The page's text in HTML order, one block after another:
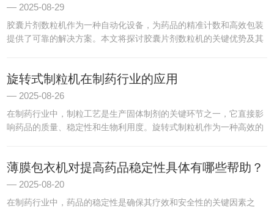
2025-08-29
胶囊片剂数粒机作为一种自动化设备，为药品的精准计数和高效包装
提供了可靠的解决方案。本文将探讨胶囊片剂数粒机的关键优势及其
器...
旋转式制粒机在制药行业的应用
2025-08-26
在制药行业中，制粒工艺是生产固体制剂的关键环节之一，它直接影
响药品的质量、稳定性和生物利用度。旋转式制粒机作为一种高效的
质...
薄膜包衣机对提高药品稳定性具体有哪些帮助？
2025-08-20
在制药行业中，药品的稳定性是确保其疗效和安全性的关键因素之